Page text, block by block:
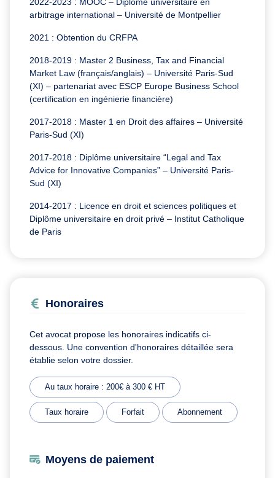
arbitrage international – Université de Montpellier
2021 : Obtention du CRFPA
2018-2019 : Master 2 Business, Tax and Financial
Market Law (français/anglais) – Université Paris-Sud
(XI) – partenariat avec ESCP Europe Business School
(certification en ingénierie financière)
2017-2018 : Master 1 en Droit des affaires – Université
Paris-Sud (XI)
2017-2018 : Diplôme universitaire “Legal and Tax
Advice for Innovative Companies” – Université Paris-
Sud (XI)
2014-2017 : Licence en droit et sciences politiques et
Diplôme universitaire en droit privé – Institut Catholique
de Paris
Honoraires
Cet avocat propose les honoraires indicatifs ci-
dessous. Une convention d'honoraires détaillée sera
établie selon votre dossier.
Au taux horaire : 200€ à 300 € HT
Taux horaire Forfait Abonnement
Moyens de paiement